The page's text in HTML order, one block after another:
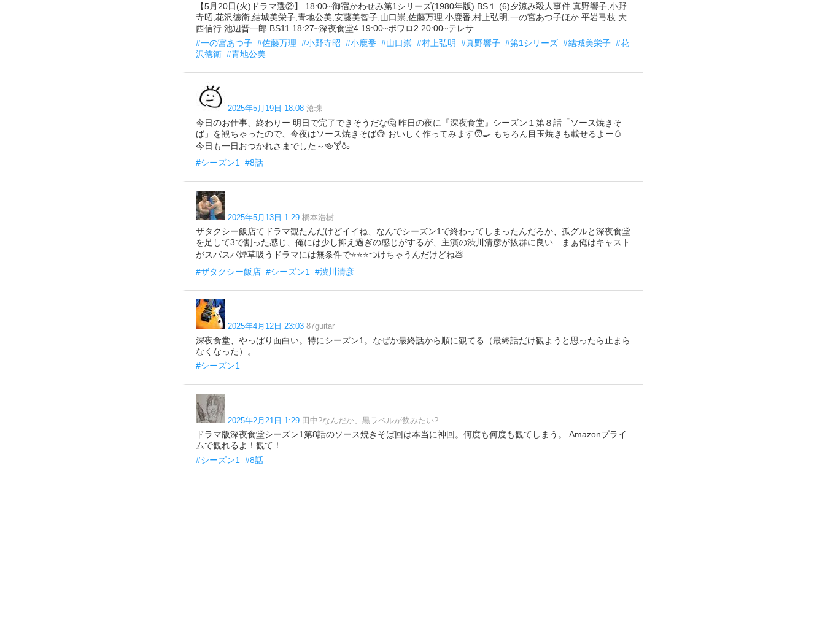
【5月20日(火)ドラマ選②】 18:00~御宿かわせみ第1シリーズ(1980年版) BS１ (6)夕涼み殺人事件 真野響子,小野
寺昭,花沢徳衛,結城美栄子,青地公美,安藤美智子,山口崇,佐藤万理,小鹿番,村上弘明,一の宮あつ子ほか 平岩弓枝 大
西信行 池辺晋一郎 BS11 18:27~深夜食堂4 19:00~ポワロ2 20:00~テレサ
#一の宮あつ子 #佐藤万理 #小野寺昭 #小鹿番 #山口崇 #村上弘明 #真野響子 #第1シリーズ #結城美栄子 #花
沢徳衛 #青地公美
2025年5月19日 18:08 滄珠
今日のお仕事、終わりー 明日で完了できそうだな🤔 昨日の夜に『深夜食堂』シーズン１第８話「ソース焼きそ
ば」を観ちゃったので、今夜はソース焼きそば😅 おいしく作ってみます🧑‍🍳 もちろん目玉焼きも載せるよー🥚
今日も一日おつかれさまでした～🍻🍸🍶
#シーズン1
#8話
2025年5月13日 1:29 橋本浩樹
ザタクシー飯店てドラマ観たんだけどイイね、なんでシーズン1で終わってしまったんだろか、孤グルと深夜食堂
を足して3で割った感じ、俺には少し抑え過ぎの感じがするが、主演の渋川清彦が抜群に良い まぁ俺はキャスト
がスパスパ煙草吸うドラマには無条件で⭐⭐⭐つけちゃうんだけどね💩
#ザタクシー飯店 #シーズン1 #渋川清彦
2025年4月12日 23:03 87guitar
深夜食堂、やっぱり面白い。特にシーズン1。なぜか最終話から順に観てる（最終話だけ観ようと思ったら止まら
なくなった）。
#シーズン1
2025年2月21日 1:29 田中?なんだか、黒ラベルが飲みたい?
ドラマ版深夜食堂シーズン1第8話のソース焼きそば回は本当に神回。何度も何度も観てしまう。 Amazonプライ
ムで観れるよ！観て！
#シーズン1
#8話